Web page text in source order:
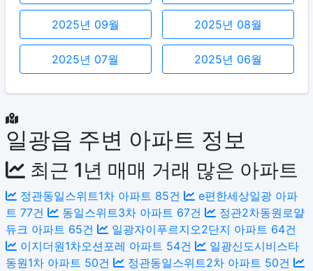
2025년 09월 2025년 08월
2025년 07월 2025년 06월
일광읍 주변 아파트 정보
최근 1년 매매 거래 많은 아파트
정관동일스위트1차 아파트 85건
e편한세상일광 아파
트 77건 동일스위트3차 아파트 67건
정관2차동원로얄
듀크 아파트 65건 일광자이푸르지오2단지 아파트 64건
이지더원1차오션포레 아파트 54건
일광신도시비스타
동원1차 아파트 50건 정관동일스위트2차 아파트 50건